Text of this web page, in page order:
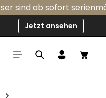
ab sofort
Jetzt ansehen